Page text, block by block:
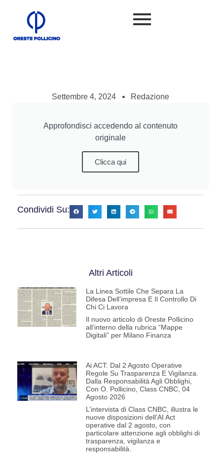
Settembre 4, 2024 Redazione
Approfondisci accedendo al contenuto
originale
Clicca qui
Condividi Su:
Altri Articoli
La Linea Sottile Che Separa La
Difesa Dell’impresa E Il Controllo Di
Chi Ci Lavora
Il nuovo articolo di Oreste Pollicino
all’interno della rubrica “Mappe
Digitali” per Milano Finanza
Ai ACT: Dal 2 Agosto Operative
Regole Su Trasparenza E Vigilanza.
Dalla Responsabilità Agli Obblighi,
Con O. Pollicino, Class CNBC, 04
Agosto 2026
L’intervista di Class CNBC, illustra le
nuove disposizioni dell’AI Act
operative dal 2 agosto, con
particolare attenzione agli obblighi di
trasparenza, vigilanza e
responsabilità.